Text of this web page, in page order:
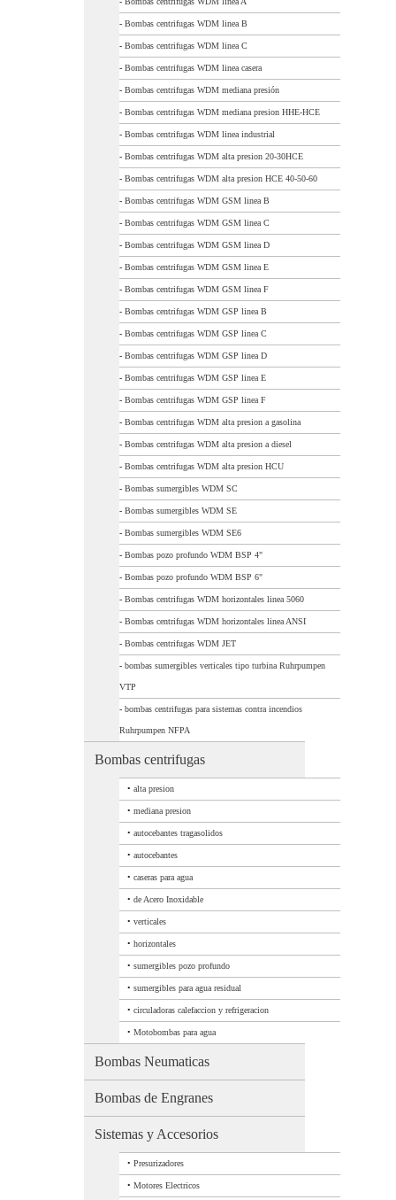
- Bombas centrifugas WDM linea B
- Bombas centrifugas WDM linea C
- Bombas centrifugas WDM linea casera
- Bombas centrifugas WDM mediana presión
- Bombas centrifugas WDM mediana presion HHE-HCE
- Bombas centrifugas WDM linea industrial
- Bombas centrifugas WDM alta presion 20-30HCE
- Bombas centrifugas WDM alta presion HCE 40-50-60
- Bombas centrifugas WDM GSM linea B
- Bombas centrifugas WDM GSM linea C
- Bombas centrifugas WDM GSM linea D
- Bombas centrifugas WDM GSM linea E
- Bombas centrifugas WDM GSM linea F
- Bombas centrifugas WDM GSP linea B
- Bombas centrifugas WDM GSP linea C
- Bombas centrifugas WDM GSP linea D
- Bombas centrifugas WDM GSP linea E
- Bombas centrifugas WDM GSP linea F
- Bombas centrifugas WDM alta presion a gasolina
- Bombas centrifugas WDM alta presion a diesel
- Bombas centrifugas WDM alta presion HCU
- Bombas sumergibles WDM SC
- Bombas sumergibles WDM SE
- Bombas sumergibles WDM SE6
- Bombas pozo profundo WDM BSP 4"
- Bombas pozo profundo WDM BSP 6"
- Bombas centrifugas WDM horizontales linea 5060
- Bombas centrifugas WDM horizontales linea ANSI
- Bombas centrifugas WDM JET
- bombas sumergibles verticales tipo turbina Ruhrpumpen
VTP
- bombas centrifugas para sistemas contra incendios
Ruhrpumpen NFPA
Bombas centrifugas
• alta presion
• mediana presion
• autocebantes tragasolidos
• autocebantes
• caseras para agua
• de Acero Inoxidable
• verticales
• horizontales
• sumergibles pozo profundo
• sumergibles para agua residual
• circuladoras calefaccion y refrigeracion
• Motobombas para agua
Bombas Neumaticas
Bombas de Engranes
Sistemas y Accesorios
• Presurizadores
• Motores Electricos